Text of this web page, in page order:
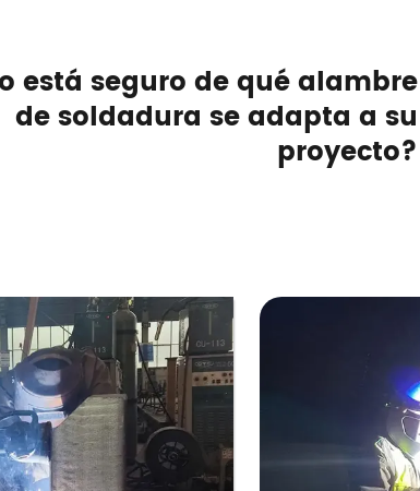
está seguro de qué alambre
de soldadura se adapta a su
proyecto?